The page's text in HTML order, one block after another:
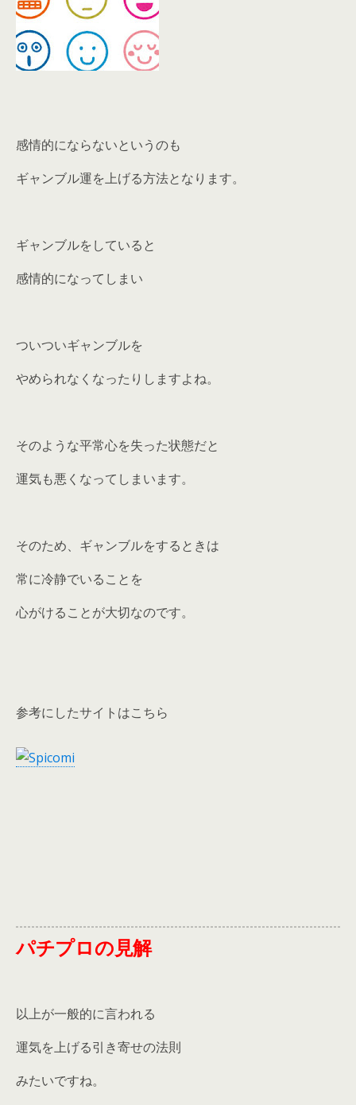
感情的にならないというのも
ギャンブル運を上げる方法となります。
ギャンブルをしていると
感情的になってしまい
ついついギャンブルを
やめられなくなったりしますよね。
そのような平常心を失った状態だと
運気も悪くなってしまいます。
そのため、ギャンブルをするときは
常に冷静でいることを
心がけることが大切なのです。
参考にしたサイトはこちら
パチプロの見解
以上が一般的に言われる
運気を上げる引き寄せの法則
みたいですね。